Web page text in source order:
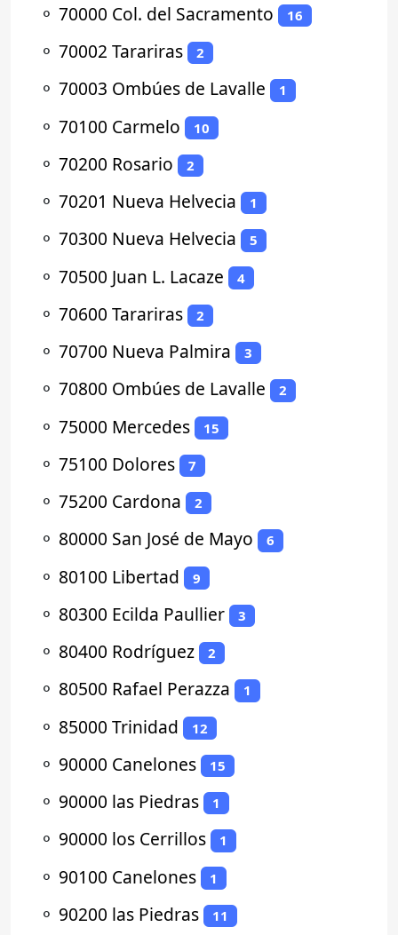
⚬ 70000 Col. del Sacramento 16
⚬ 70002 Tarariras 2
⚬ 70003 Ombúes de Lavalle 1
⚬ 70100 Carmelo 10
⚬ 70200 Rosario 2
⚬ 70201 Nueva Helvecia 1
⚬ 70300 Nueva Helvecia 5
⚬ 70500 Juan L. Lacaze 4
⚬ 70600 Tarariras 2
⚬ 70700 Nueva Palmira 3
⚬ 70800 Ombúes de Lavalle 2
⚬ 75000 Mercedes 15
⚬ 75100 Dolores 7
⚬ 75200 Cardona 2
⚬ 80000 San José de Mayo 6
⚬ 80100 Libertad 9
⚬ 80300 Ecilda Paullier 3
⚬ 80400 Rodríguez 2
⚬ 80500 Rafael Perazza 1
⚬ 85000 Trinidad 12
⚬ 90000 Canelones 15
⚬ 90000 las Piedras 1
⚬ 90000 los Cerrillos 1
⚬ 90100 Canelones 1
⚬ 90200 las Piedras 11